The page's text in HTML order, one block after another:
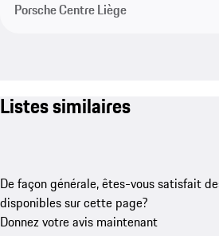
Porsche Centre Liège
Listes similaires
De façon générale, êtes-vous satisfait
disponibles sur cette page?
Donnez votre avis maintenant